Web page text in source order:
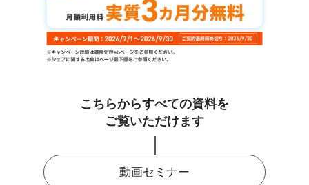
こちらからすべての資料を
ご覧いただけます
動画セミナー